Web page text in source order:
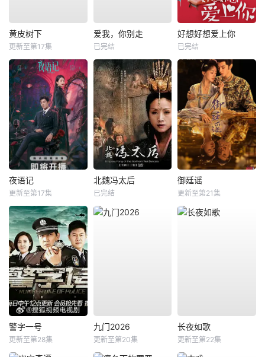
黄皮树下
更新至第17集
爱我，你别走
已完结
好想好想爱上你
已完结
夜语记
更新至第17集
北魏冯太后
已完结
御廷谣
更新至第21集
警字一号
更新至第28集
九门2026
更新至第20集
长夜如歌
更新至第22集